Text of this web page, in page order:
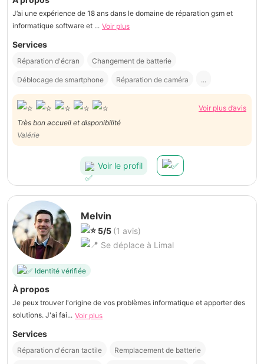
J’ai une expérience de 18 ans dans le domaine de réparation gsm et
informatique software et ... Voir plus
Services
Réparation d'écran Changement de batterie
Déblocage de smartphone Réparation de caméra ...
Voir plus d’avis
Très bon accueil et disponibilité
Valérie
Voir le profil
Melvin
5/5 (1 avis)
Se déplace à Limal
Identité vérifiée
À propos
Je peux trouver l'origine de vos problèmes informatique et apporter des
solutions. J'ai fai... Voir plus
Services
Réparation d'écran tactile Remplacement de batterie